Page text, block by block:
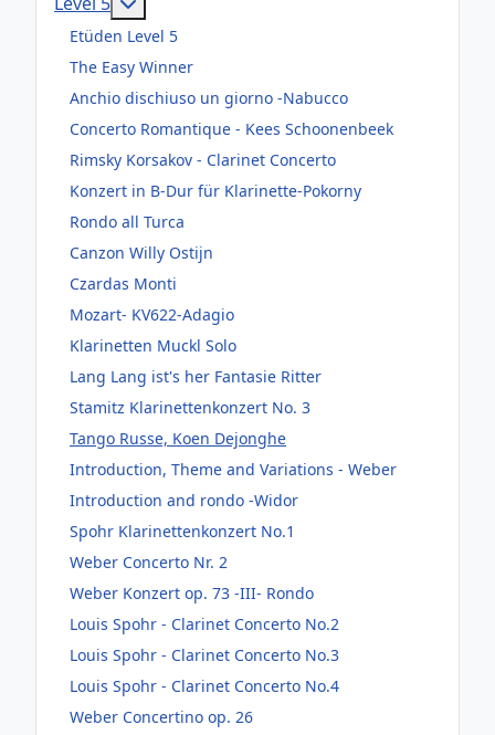
Etüden Level 5
The Easy Winner
Anchio dischiuso un giorno -Nabucco
Concerto Romantique - Kees Schoonenbeek
Rimsky Korsakov - Clarinet Concerto
Konzert in B-Dur für Klarinette-Pokorny
Rondo all Turca
Canzon Willy Ostijn
Czardas Monti
Mozart- KV622-Adagio
Klarinetten Muckl Solo
Lang Lang ist's her Fantasie Ritter
Stamitz Klarinettenkonzert No. 3
Tango Russe, Koen Dejonghe
Introduction, Theme and Variations - Weber
Introduction and rondo -Widor
Spohr Klarinettenkonzert No.1
Weber Concerto Nr. 2
Weber Konzert op. 73 -III- Rondo
Louis Spohr - Clarinet Concerto No.2
Louis Spohr - Clarinet Concerto No.3
Louis Spohr - Clarinet Concerto No.4
Weber Concertino op. 26